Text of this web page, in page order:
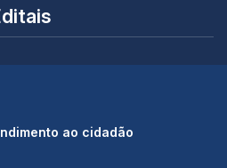
ao cidadão